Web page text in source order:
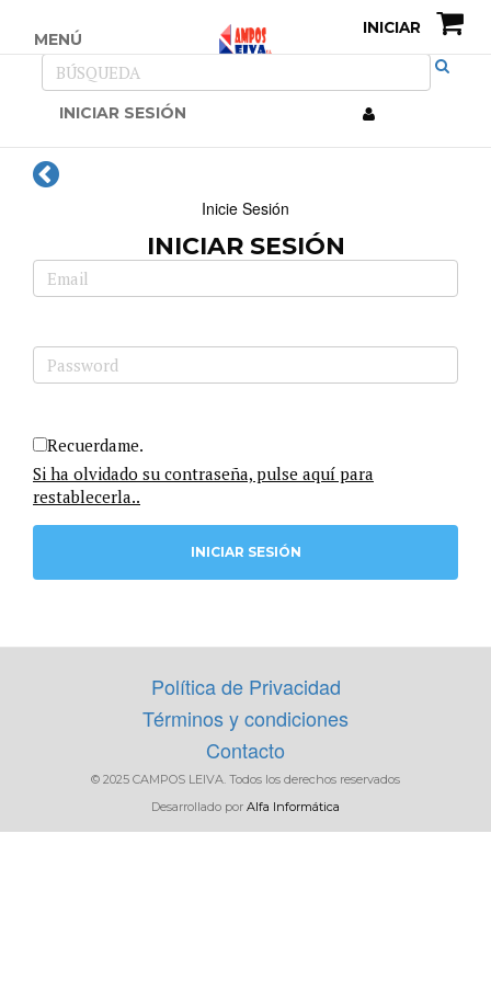
MENÚ
INICIAR
INICIAR SESIÓN
Inicie Sesión
INICIAR SESIÓN
Recuerdame.
Si ha olvidado su contraseña, pulse aquí para
restablecerla..
Política de Privacidad
Términos y condiciones
Contacto
© 2025 CAMPOS LEIVA. Todos los derechos reservados
Desarrollado por Alfa Informática